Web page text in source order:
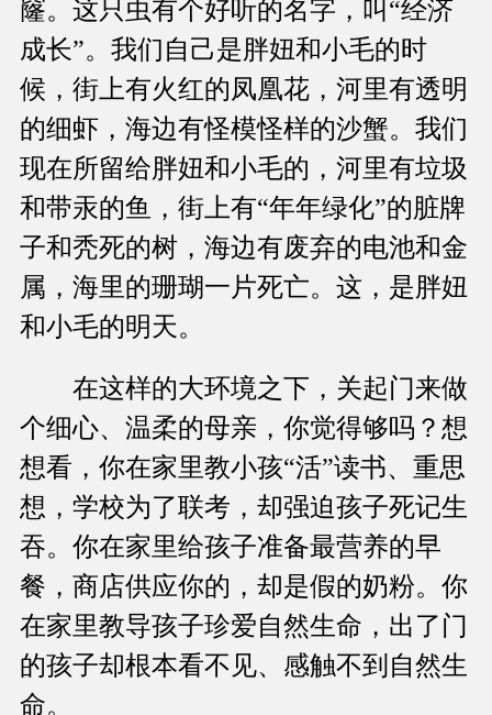
窿。这只虫有个好听的名字，叫“经济
成长”。我们自己是胖妞和小毛的时
候，街上有火红的凤凰花，河里有透明
的细虾，海边有怪模怪样的沙蟹。我们
现在所留给胖妞和小毛的，河里有垃圾
和带汞的鱼，街上有“年年绿化”的脏牌
子和秃死的树，海边有废弃的电池和金
属，海里的珊瑚一片死亡。这，是胖妞
和小毛的明天。
在这样的大环境之下，关起门来做
个细心、温柔的母亲，你觉得够吗？想
想看，你在家里教小孩“活”读书、重思
想，学校为了联考，却强迫孩子死记生
吞。你在家里给孩子准备最营养的早
餐，商店供应你的，却是假的奶粉。你
在家里教导孩子珍爱自然生命，出了门
的孩子却根本看不见、感触不到自然生
命。